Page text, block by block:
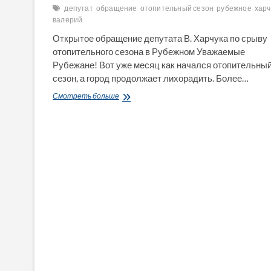
депутат обращение отопительный сезон рубежное
валерий
Открытое обращение депутата В. Харчука по срыву
отопительного сезона в Рубежном Уважаемые
Рубежане! Вот уже месяц как начался
сезон, а город продолжает лихорадить. Более…
Смотреть большеОткрытое